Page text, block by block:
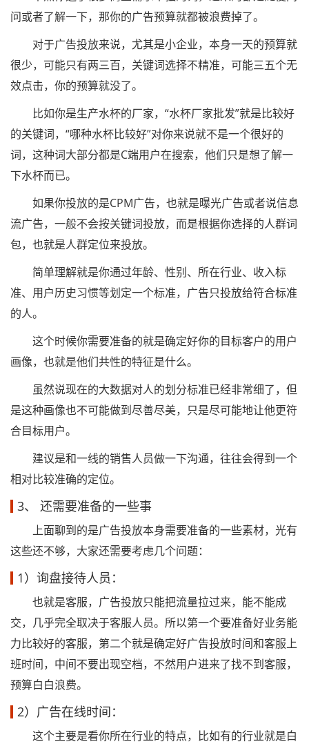
问或者了解一下，那你的广告预算就都被浪费掉了。
对于广告投放来说，尤其是小企业，本身一天的预算就
很少，可能只有两三百，关键词选择不精准，可能三五个无
效点击，你的预算就没了。
比如你是生产水杯的厂家，“水杯厂家批发”就是比较好
的关键词，“哪种水杯比较好”对你来说就不是一个很好的
词，这种词大部分都是C端用户在搜索，他们只是想了解一
下水杯而已。
如果你投放的是CPM广告，也就是曝光广告或者说信息
流广告，一般不会按关键词投放，而是根据你选择的人群词
包，也就是人群定位来投放。
简单理解就是你通过年龄、性别、所在行业、收入标
准、用户历史习惯等划定一个标准，广告只投放给符合标准
的人。
这个时候你需要准备的就是确定好你的目标客户的用户
画像，也就是他们共性的特征是什么。
虽然说现在的大数据对人的划分标准已经非常细了，但
是这种画像也不可能做到尽善尽美，只是尽可能地让他更符
合目标用户。
建议是和一线的销售人员做一下沟通，往往会得到一个
相对比较准确的定位。
3、 还需要准备的一些事
上面聊到的是广告投放本身需要准备的一些素材，光有
这些还不够，大家还需要考虑几个问题：
1）询盘接待人员：
也就是客服，广告投放只能把流量拉过来，能不能成
交，几乎完全取决于客服人员。所以第一个要准备好业务能
力比较好的客服，第二个就是确定好广告投放时间和客服上
班时间，中间不要出现空档，不然用户进来了找不到客服，
预算白白浪费。
2）广告在线时间：
这个主要是看你所在行业的特点，比如有的行业就是白